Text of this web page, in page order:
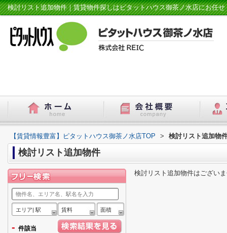
検討リスト追加物件｜賃貸物件探しはピタットハウス御茶ノ水店にお任せ
【賃貸情報豊富】ピタットハウス御茶ノ水店TOP > 検討リスト追加物
検討リスト追加物件
検討リスト追加物件はござい
エリア| 駅 賃料 面積
- 件該当